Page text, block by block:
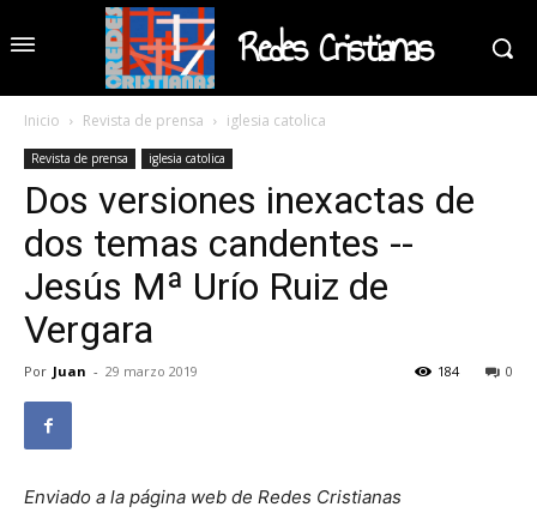
Redes Cristianas
Inicio Revista de prensa iglesia catolica
Revista de prensa iglesia catolica
Dos versiones inexactas de
dos temas candentes --
Jesús Mª Urío Ruiz de
Vergara
Por Juan - 29 marzo 2019 0
184
Enviado a la página web de Redes Cristianas